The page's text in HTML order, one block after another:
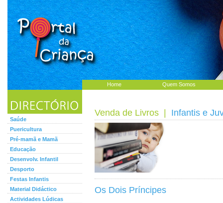
Home Quem Somos
Saúde
Puericultura
Pré-mamã e Mamã
Educação
Desenvolv. Infantil
Desporto
Festas Infantis
Material Didáctico
Actividades Lúdicas
Venda de Livros Infantis e
Os Dois Príncipes